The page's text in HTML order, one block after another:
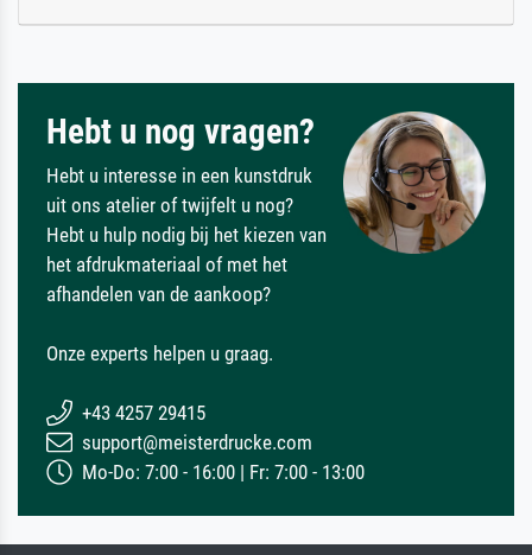
Hebt u nog vragen?
Hebt u interesse in een kunstdruk
uit ons atelier of twijfelt u nog?
Hebt u hulp nodig bij het kiezen van
het afdrukmateriaal of met het
afhandelen van de aankoop?
Onze experts helpen u graag.
+43 4257 29415
support@meisterdrucke.com
Mo-Do: 7:00 - 16:00 | Fr: 7:00 - 13:00